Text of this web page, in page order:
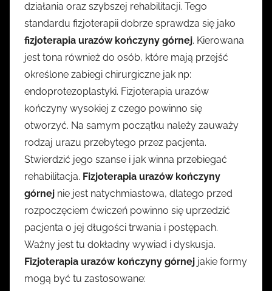
działania oraz szybszej rehabilitacji. Tego
standardu fizjoterapii dobrze sprawdza się jako
fizjoterapia urazów kończyny górnej. Kierowana
jest tona również do osób, które mają przejść
określone zabiegi chirurgiczne jak np:
endoprotezoplastyki. Fizjoterapia urazów
kończyny wysokiej z czego powinno się
otworzyć. Na samym początku należy zauważy
rodzaj urazu przebytego przez pacjenta.
Stwierdzić jego szanse i jak winna przebiegać
rehabilitacja. Fizjoterapia urazów kończyny
górnej nie jest natychmiastowa, dlatego przed
rozpoczęciem ćwiczeń powinno się uprzedzić
pacjenta o jej długości trwania i postępach.
Ważny jest tu dokładny wywiad i dyskusja.
Fizjoterapia urazów kończyny górnej jakie formy
mogą być tu zastosowane: